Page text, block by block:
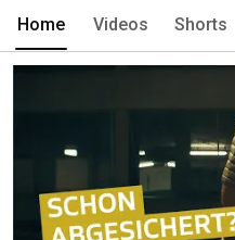
Home Videos Shorts